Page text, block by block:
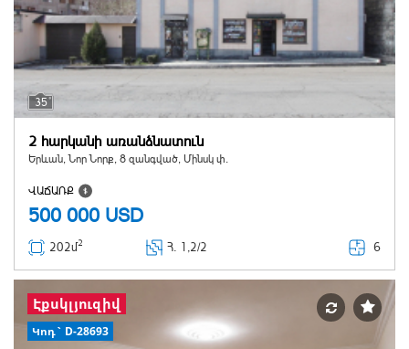
35
2 հարկանի առանձնատուն
Երևան, Նոր Նորք, 8 զանգված, Մինսկ փ.
ՎԱՃԱՌՔ
500 000 USD
202մ2 Հ. 1,2/2 6
Կոդ` D-28693
Էքսկլյուզիվ